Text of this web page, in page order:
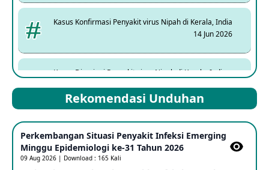
Kasus Konfirmasi Penyakit virus Nipah di Kerala, India
14 Jun 2026
Kasus Dicurigai Penyakit virus Nipah di Kerala, India
Mpox Clade 1b di Taiwan
25 May 2026
Rekomendasi Unduhan
Perkembangan Situasi Penyakit Infeksi Emerging
Minggu Epidemiologi ke-31 Tahun 2026
09 Aug 2026 | Download : 165 Kali